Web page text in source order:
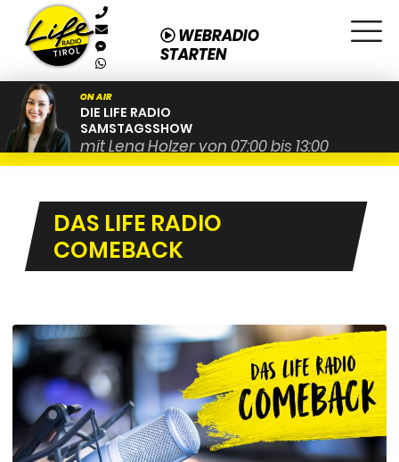
WEBRADIO
STARTEN
ON AIR
DIE LIFE RADIO
SAMSTAGSSHOW
mit Lena Holzer von 07:00 bis 13:00
DAS LIFE RADIO
COMEBACK